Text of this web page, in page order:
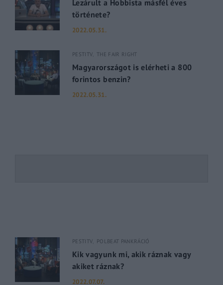
Lezárult a Hobbista másfél éves
története?
2022.05.31.
PESTITV THE FAIR RIGHT
Magyarországot is elérheti a 800
forintos benzin?
2022.05.31.
PESTITV POLBEAT PANKRÁCIÓ
Kik vagyunk mi, akik ráznak vagy
akiket ráznak?
2022.07.07.